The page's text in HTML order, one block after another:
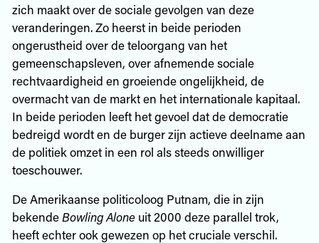
zich maakt over de sociale gevolgen van deze
veranderingen. Zo heerst in beide perioden
ongerustheid over de teloorgang van het
gemeenschapsleven, over afnemende sociale
rechtvaardigheid en groeiende ongelijkheid, de
overmacht van de markt en het internationale kapitaal.
In beide perioden leeft het gevoel dat de democratie
bedreigd wordt en de burger zijn actieve deelname aan
de politiek omzet in een rol als steeds onwilliger
toeschouwer.
De Amerikaanse politicoloog Putnam, die in zijn
bekendeBowling Aloneuit 2000 deze parallel trok,
heeft echter ook gewezen op het cruciale verschil.